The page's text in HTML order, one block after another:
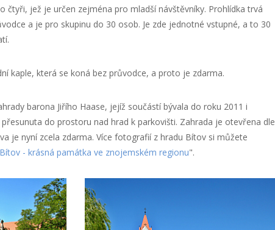
čtyři, jež je určen zejména pro mladší návštěvníky. Prohlídka trvá
a je pro skupinu do 30 osob. Je zde jednotné vstupné, a to 30
kaple, která se koná bez průvodce, a proto je zdarma.
barona Jiřího Haase, jejíž součástí bývala do roku 2011 i
do prostoru nad hrad k parkovišti. Zahrada je otevřena dle
je nyní zcela zdarma. Více fotografií z hradu Bítov si můžete
- krásná památka ve znojemském regionu".